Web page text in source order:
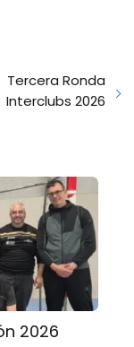
Tercera Ronda
Interclubs 2026
2026